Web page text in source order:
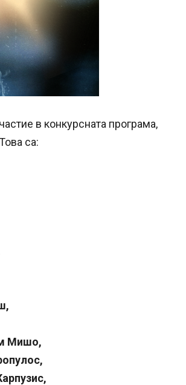
в конкурсната програма,
са:
Мишо,